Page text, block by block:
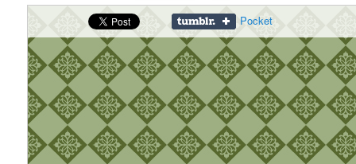
Pocket